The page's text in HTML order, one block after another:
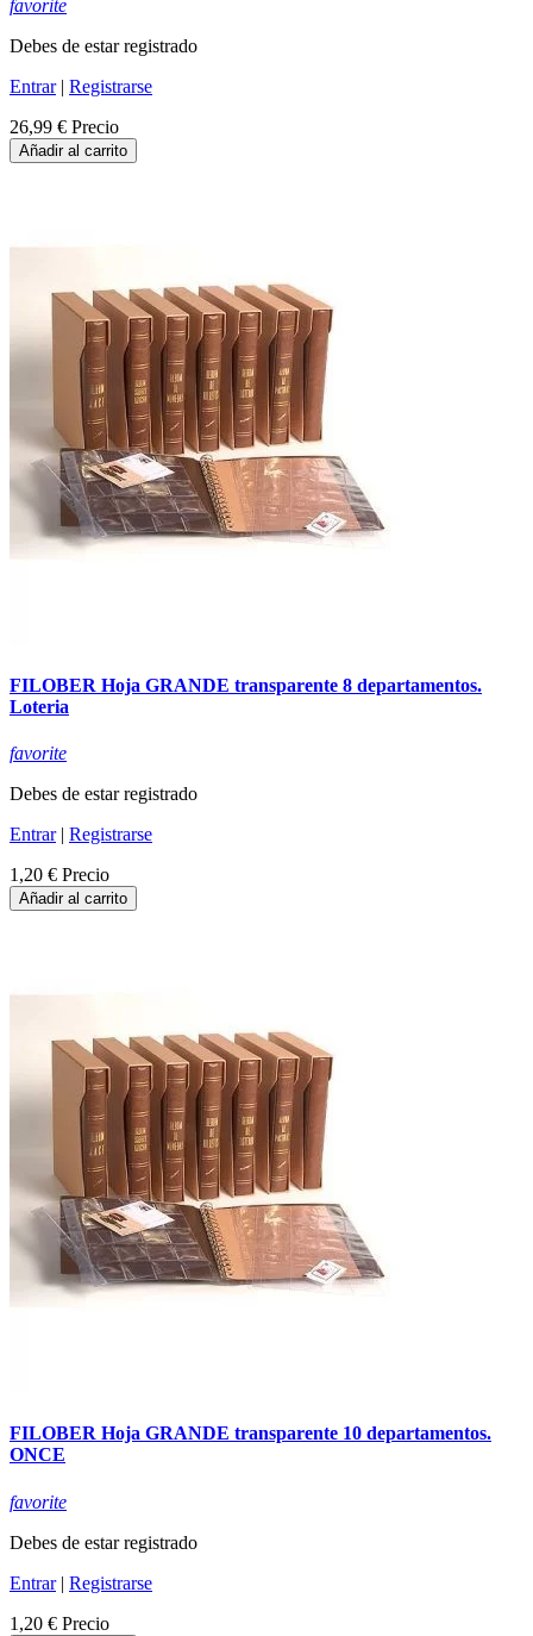
favorite
Debes de estar registrado
Entrar| Registrarse
26,99 € Precio
Añadir al carrito
FILOBER Hoja GRANDE transparente 8 departamentos.
Loteria
favorite
Debes de estar registrado
Entrar| Registrarse
1,20 € Precio
Añadir al carrito
FILOBER Hoja GRANDE transparente 10 departamentos.
ONCE
favorite
Debes de estar registrado
Entrar| Registrarse
1,20 € Precio